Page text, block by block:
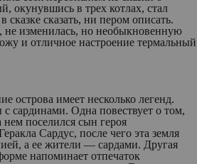
окунувшись в трех котлах, стал
сказать, ни пером описать.
не изменилась, но необыкновенную
и отличное настроение термальный
острова имеет несколько легенд.
сардинами. Одна повествует о том,
нем поселился сын героя
Сардус, после чего эта земля
а ее жители — сардами. Другая
напоминает отпечаток